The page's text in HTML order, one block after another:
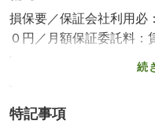
損保要／保証会社利用必
０円／月額保証委託料：
／退去時クリーニング費
車場貸主インボイス登録
費３３００円／バストイ
続
特記事項